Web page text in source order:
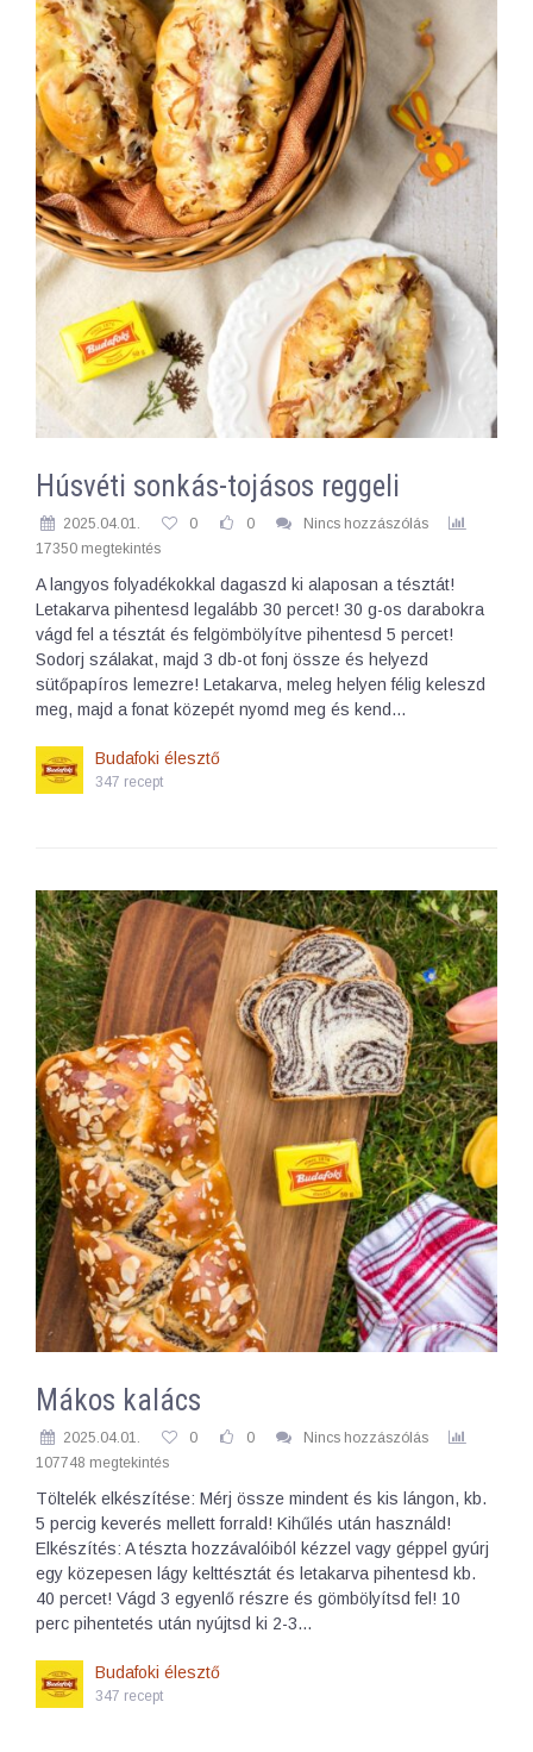
Húsvéti sonkás-tojásos reggeli
2025.04.01. 0 0
Nincs hozzászólás
17350 megtekintés
A langyos folyadékokkal dagaszd ki alaposan a tésztát!
Letakarva pihentesd legalább 30 percet! 30 g-os darabokra
vágd fel a tésztát és felgömbölyítve pihentesd 5 percet!
Sodorj szálakat, majd 3 db-ot fonj össze és helyezd
sütőpapíros lemezre! Letakarva, meleg helyen félig keleszd
meg, majd a fonat közepét nyomd meg és kend…
Budafoki élesztő
347 recept
Mákos kalács
2025.04.01. 0 0
Nincs hozzászólás
107748 megtekintés
Töltelék elkészítése: Mérj össze mindent és kis lángon, kb.
5 percig keverés mellett forrald! Kihűlés után használd!
Elkészítés: A tészta hozzávalóiból kézzel vagy géppel gyúrj
egy közepesen lágy kelttésztát és letakarva pihentesd kb.
40 percet! Vágd 3 egyenlő részre és gömbölyítsd fel! 10
perc pihentetés után nyújtsd ki 2-3…
Budafoki élesztő
347 recept